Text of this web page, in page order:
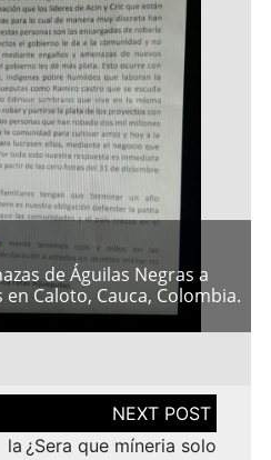
de Águilas Negras a
Caloto, Cauca, Colombia.
¿Sera que míneria solo